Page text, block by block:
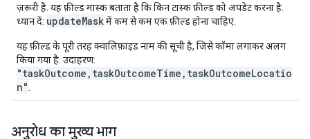
ज़रूरी है. यह फ़ील्ड मास्क बताता है कि किन टास्क फ़ील्ड को अपडेट करना है.
ध्यान दें: updateMaskमें कम से कम एक फ़ील्ड होना चाहिए.
यह फ़ील्ड के पूरी तरह क्वालिफ़ाइड नाम की सूची है, जिसे कॉमा लगाकर अलग
किया गया है. उदाहरण:
"taskOutcome,taskOutcomeTime,taskOutcomeLocatio
n"
अनुरोध का मुख्य भाग